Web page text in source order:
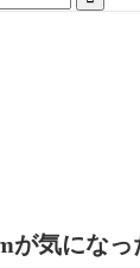
が気になっ